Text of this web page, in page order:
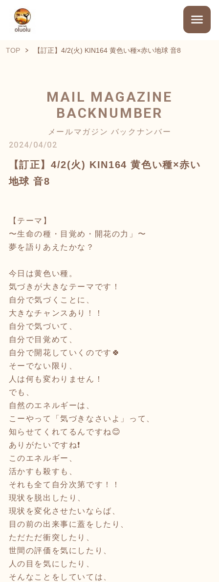
TOP 【訂正】4/2(火) KIN164 黄色い種×赤い地球 音8
MAIL MAGAZINE
BACKNUMBER
メールマガジン バックナンバー
2024/04/02
【訂正】4/2(火) KIN164 黄色い種×赤い
地球 音8
【テーマ】
〜生命の種・目覚め・開花の力」〜
夢を語りあえたかな？
今日は黄色い種。
気づきが大きなテーマです！
自分で気づくことに、
大きなチャンスあり！！
自分で気づいて、
自分で目覚めて、
自分で開花していくのです🍀
そーでない限り、
人は何も変わりません！
でも、
自然のエネルギーは、
こーやって「気づきなさいよ」って、
知らせてくれてるんですね😊
ありがたいですね❗️
このエネルギー、
活かすも殺すも、
それも全て自分次第です！！
現状を脱出したり、
現状を変化させたいならば、
目の前の出来事に蓋をしたり、
ただただ衝突したり、
世間の評価を気にしたり、
人の目を気にしたり、
そんなことをしていては、